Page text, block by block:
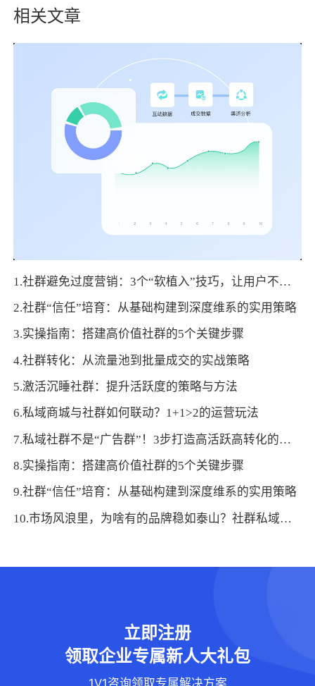
相关文章
1.社群避免过度营销：3个“软植入”技巧，让用户不反感
2.社群“信任”培育：从基础构建到深度维系的实用策略
3.实操指南：搭建高价值社群的5个关键步骤
4.社群转化：从流量池到批量成交的实战策略
5.激活沉睡社群：提升活跃度的策略与方法
6.私域商城与社群如何联动？1+1>2的运营玩法
7.私域社群不是“广告群”！3步打造高活跃高转化的垂直社群
8.实操指南：搭建高价值社群的5个关键步骤
9.社群“信任”培育：从基础构建到深度维系的实用策略
10.市场风浪里，为啥有的品牌稳如泰山？社群私域运营给出答案
立即注册
领取企业专属新人大礼包